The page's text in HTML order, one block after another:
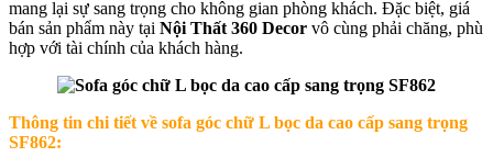
mang lại sự sang trọng cho không gian phòng khách. Đặc biệt, giá
bán sản phẩm này tại Nội Thất 360 Decor vô cùng phải chăng, phù
hợp với tài chính của khách hàng.
Thông tin chi tiết về sofa góc chữ L bọc da cao cấp sang trọng
SF862: